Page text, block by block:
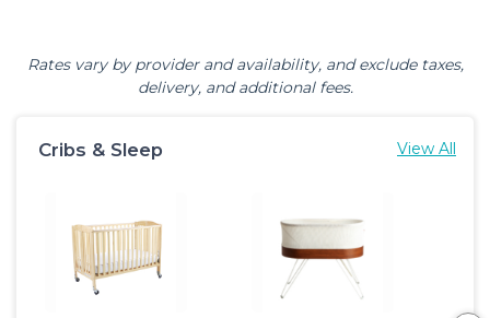
Rates vary by provider and availability, and exclude taxes,
delivery, and additional fees.
Cribs & Sleep View All